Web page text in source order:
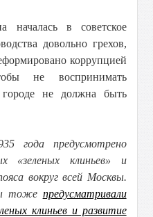
началась в советское
довольно грехов,
коррупцией
не воспринимать
городе не должна быть
года предусмотрено
«зеленых клиньев» и
вокруг всей Москвы.
тоже предусматривали
клиньев и развитие